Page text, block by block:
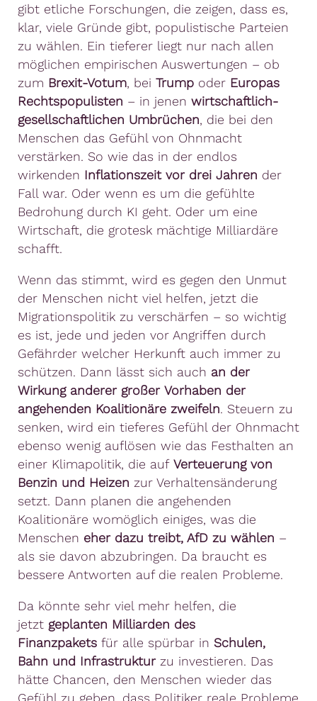
gibt etliche Forschungen, die zeigen, dass es,
klar, viele Gründe gibt, populistische Parteien
zu wählen. Ein tieferer liegt nur nach allen
möglichen empirischen Auswertungen – ob
zum Brexit-Votum, bei Trump oder Europas
Rechtspopulisten – in jenen wirtschaftlich-
gesellschaftlichen Umbrüchen, die bei den
Menschen das Gefühl von Ohnmacht
verstärken. So wie das in der endlos
wirkenden Inflationszeit vor drei Jahren der
Fall war. Oder wenn es um die gefühlte
Bedrohung durch KI geht. Oder um eine
Wirtschaft, die grotesk mächtige Milliardäre
schafft.
Wenn das stimmt, wird es gegen den Unmut
der Menschen nicht viel helfen, jetzt die
Migrationspolitik zu verschärfen – so wichtig
es ist, jede und jeden vor Angriffen durch
Gefährder welcher Herkunft auch immer zu
schützen. Dann lässt sich auch an der
Wirkung anderer großer Vorhaben der
angehenden Koalitionäre zweifeln. Steuern zu
senken, wird ein tieferes Gefühl der Ohnmacht
ebenso wenig auflösen wie das Festhalten an
einer Klimapolitik, die auf Verteuerung von
Benzin und Heizen zur Verhaltensänderung
setzt. Dann planen die angehenden
Koalitionäre womöglich einiges, was die
Menschen eher dazu treibt, AfD zu wählen –
als sie davon abzubringen. Da braucht es
bessere Antworten auf die realen Probleme.
Da könnte sehr viel mehr helfen, die
jetzt geplanten Milliarden des
Finanzpakets für alle spürbar in Schulen,
Bahn und Infrastrukturzu investieren. Das
hätte Chancen, den Menschen wieder das
Gefühl zu geben, dass Politiker reale Probleme